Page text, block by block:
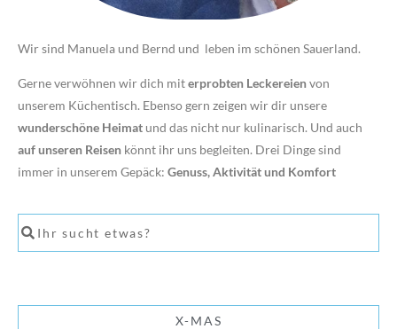
Wir sind Manuela und Bernd und leben im schönen Sauerland.
Gerne verwöhnen wir dich miterprobten Leckereienvon
unserem Küchentisch. Ebenso gern zeigen wir dir unsere
wunderschöne Heimat und das nicht nur kulinarisch. Und auch
auf unseren Reisen könnt ihr uns begleiten. Drei Dinge sind
immer in unserem Gepäck: Genuss, Aktivität und Komfort
X-MAS